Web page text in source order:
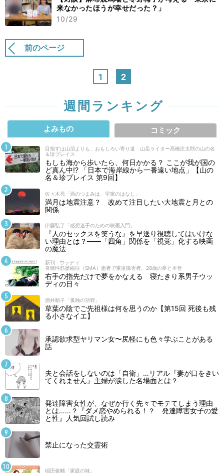
来なかったほうが幸せだった？」
10/29
前のページ
1 2
週間ランキング
よみもの コミック
目指すは山頂よりも、おもしろい寄り道 山岳ライター高橋庄太郎の山の名
＆珍プレイス
もしも海から歩いたら、何日かかる？ ここが我が国の
ど真ん中!? 「日本で海岸線から一番遠い地点」【山の
名＆珍プレイス 第9回】
佐々木亮「酒のつまみは、宇宙のはなし」
満月は地震注意？ 改めて注目したい大地震と月との
関係
伊藤弘了「感想迷子のための映画入門」
『人のセックスを笑うな』を早送り視聴してはいけな
い理由とは？――「四角」関係を「視覚」化する映画
の魔法
新刊 : ウッディ
脊髄性筋萎縮症（SMA）患者で重度障害者。28歳の夢と本音
右手の指先だけで夢をかなえる 寝たきり系男子ウッ
ディの日々
酒井順子「孤独の功罪」
草葉の陰でご先祖様は何を思うのか【第15回 死後も残
る小さなイエ】
承認欲求型ヤリマン女〜尻軽にも色々学ぶことがある
話
夫と会話をしないのは「自衛」…リアル『妻が口をきい
てくれません』主婦が涙した名場面とは？
発達障害女性が、なぜか行く先々でモテてしまう理由
とは……？『ダメ恋やめられる！？ 発達障害女子の愛
と性』人気回試し読み
禁止になった交霊術
稲田俊輔「家庭の味」